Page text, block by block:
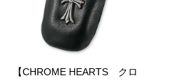
【CHROME HEARTS クロ